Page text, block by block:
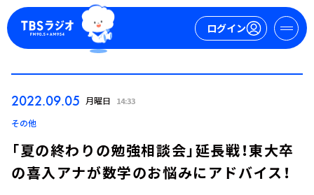
ログイン
2022.09.05 月曜日 14:33
その他
「夏の終わりの勉強相談会」延長戦！東大卒
の喜入アナが数学のお悩みにアドバイス！